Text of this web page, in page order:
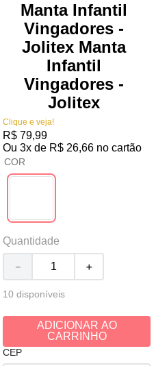
Manta Infantil
Vingadores -
Jolitex Manta
Infantil
Vingadores -
Jolitex
Clique e veja!
R$ 79,99
Ou 3x de R$ 26,66 no cartão
COR
Quantidade
＋
－
10 disponíveis
ADICIONAR AO
CARRINHO
CEP